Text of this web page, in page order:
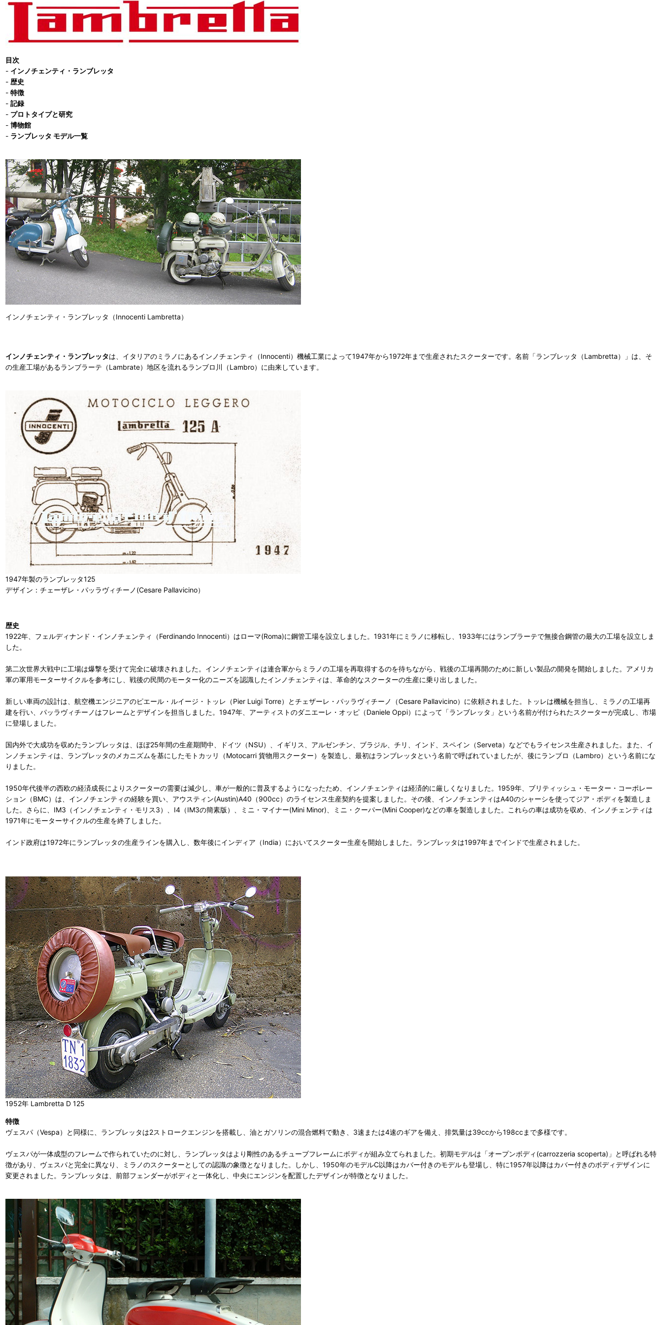
目次
- インノチェンティ・ランブレッタ
- 歴史
- 特徴
- 記録
- プロトタイプと研究
- 博物館
- ランブレッタ モデル一覧
インノチェンティ・ランブレッタ（Innocenti Lambretta）
インノチェンティ・ランブレッタは、イタリアのミラノにあるインノチェンティ（Innocenti）機械工業によって1947年から1972年まで生産されたスクーターです。名前「ランブレッタ（Lambretta）」は、そ
の生産工場があるランブラーテ（Lambrate）地区を流れるランブロ川（Lambro）に由来しています。
1947年製のランブレッタ125
デザイン：チェーザレ・パッラヴィチーノ(Cesare Pallavicino）
歴史
1922年、フェルディナンド・インノチェンティ（Ferdinando Innocenti）はローマ(Roma)に鋼管工場を設立しました。1931年にミラノに移転し、1933年にはランブラーテで無接合鋼管の最大の工場を設立しま
した。
第二次世界大戦中に工場は爆撃を受けて完全に破壊されました。インノチェンティは連合軍からミラノの工場を再取得するのを待ちながら、戦後の工場再開のために新しい製品の開発を開始しました。アメリカ
軍の軍用モーターサイクルを参考にし、戦後の民間のモーター化のニーズを認識したインノチェンティは、革命的なスクーターの生産に乗り出しました。
新しい車両の設計は、航空機エンジニアのピエール・ルイージ・トッレ（Pier Luigi Torre）とチェザーレ・パッラヴィチーノ（Cesare Pallavicino）に依頼されました。トッレは機械を担当し、ミラノの工場再
建を行い、パッラヴィチーノはフレームとデザインを担当しました。1947年、アーティストのダニエーレ・オッピ（Daniele Oppi）によって「ランブレッタ」という名前が付けられたスクーターが完成し、市場
に登場しました。
国内外で大成功を収めたランブレッタは、ほぼ25年間の生産期間中、ドイツ（NSU）、イギリス、アルゼンチン、ブラジル、チリ、インド、スペイン（Serveta）などでもライセンス生産されました。また、イ
ンノチェンティは、ランブレッタのメカニズムを基にしたモトカッリ（Motocarri 貨物用スクーター）を製造し、最初はランブレッタという名前で呼ばれていましたが、後にランブロ（Lambro）という名前にな
りました。
1950年代後半の西欧の経済成長によりスクーターの需要は減少し、車が一般的に普及するようになったため、インノチェンティは経済的に厳しくなりました。1959年、ブリティッシュ・モーター・コーポレー
ション（BMC）は、インノチェンティの経験を買い、アウスティン(Austin)A40（900cc）のライセンス生産契約を提案しました。その後、インノチェンティはA40のシャーシを使ってジア・ボディを製造しま
した。さらに、IM3（インノチェンティ・モリス3）、I4（IM3の簡素版）、ミニ・マイナー(Mini Minor)、ミニ・クーパー(Mini Cooper)などの車を製造しました。これらの車は成功を収め、インノチェンティは
1971年にモーターサイクルの生産を終了しました。
インド政府は1972年にランブレッタの生産ラインを購入し、数年後にインディア（India）においてスクーター生産を開始しました。ランブレッタは1997年までインドで生産されました。
1952年 Lambretta D 125
特徴
ヴェスパ（Vespa）と同様に、ランブレッタは2ストロークエンジンを搭載し、油とガソリンの混合燃料で動き、3速または4速のギアを備え、排気量は39ccから198ccまで多様です。
ヴェスパが一体成型のフレームで作られていたのに対し、ランブレッタはより剛性のあるチューブフレームにボディが組み立てられました。初期モデルは「オープンボディ(carrozzeria scoperta)」と呼ばれる特
徴があり、ヴェスパと完全に異なり、ミラノのスクーターとしての認識の象徴となりました。しかし、1950年のモデルC以降はカバー付きのモデルも登場し、特に1957年以降はカバー付きのボディデザインに
変更されました。ランブレッタは、前部フェンダーがボディと一体化し、中央にエンジンを配置したデザインが特徴となりました。